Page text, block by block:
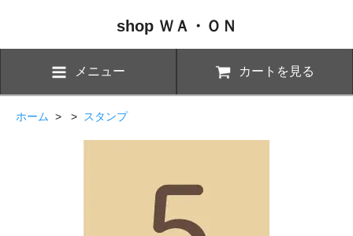
shop ＷＡ・ＯＮ
メニュー カートを見る
ホーム > > スタンプ